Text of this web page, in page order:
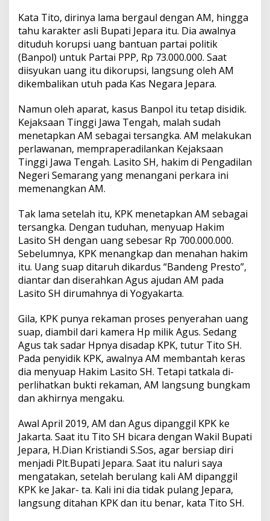
Kata Tito, dirinya lama bergaul dengan AM, hingga
tahu karakter asli Bupati Jepara itu. Dia awalnya
dituduh korupsi uang bantuan partai politik
(Banpol) untuk Partai PPP, Rp 73.000.000. Saat
diisyukan uang itu dikorupsi, langsung oleh AM
dikembalikan utuh pada Kas Negara Jepara.
Namun oleh aparat, kasus Banpol itu tetap disidik.
Kejaksaan Tinggi Jawa Tengah, malah sudah
menetapkan AM sebagai tersangka. AM melakukan
perlawanan, mempraperadilankan Kejaksaan
Tinggi Jawa Tengah. Lasito SH, hakim di Pengadilan
Negeri Semarang yang menangani perkara ini
memenangkan AM.
Tak lama setelah itu, KPK menetapkan AM sebagai
tersangka. Dengan tuduhan, menyuap Hakim
Lasito SH dengan uang sebesar Rp 700.000.000.
Sebelumnya, KPK menangkap dan menahan hakim
itu. Uang suap ditaruh dikardus “Bandeng Presto”,
diantar dan diserahkan Agus ajudan AM pada
Lasito SH dirumahnya di Yogyakarta.
Gila, KPK punya rekaman proses penyerahan uang
suap, diambil dari kamera Hp milik Agus. Sedang
Agus tak sadar Hpnya disadap KPK, tutur Tito SH.
Pada penyidik KPK, awalnya AM membantah keras
dia menyuap Hakim Lasito SH. Tetapi tatkala di-
perlihatkan bukti rekaman, AM langsung bungkam
dan akhirnya mengaku.
Awal April 2019, AM dan Agus dipanggil KPK ke
Jakarta. Saat itu Tito SH bicara dengan Wakil Bupati
Jepara, H.Dian Kristiandi S.Sos, agar bersiap diri
menjadi Plt.Bupati Jepara. Saat itu naluri saya
mengatakan, setelah berulang kali AM dipanggil
KPK ke Jakar- ta. Kali ini dia tidak pulang Jepara,
langsung ditahan KPK dan itu benar, kata Tito SH.